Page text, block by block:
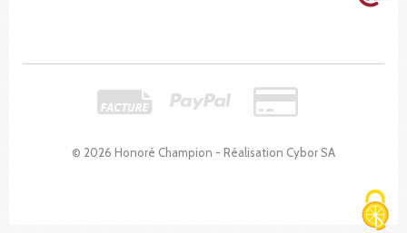
© 2026 Honoré Champion - Réalisation Cybor SA